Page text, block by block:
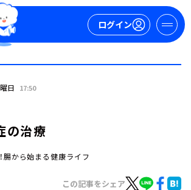
ログイン
ン
日 17:50
の治療
腸から始まる健康ライフ
この記事をシェア